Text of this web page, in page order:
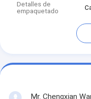
Detalles de
empaquetado
Mr. Chengxian